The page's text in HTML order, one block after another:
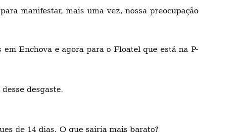
manifestar, mais uma vez, nossa preocupação
Enchova e agora para o Floatel que está na P-
desgaste.
de 14 dias. O que sairia mais barato?